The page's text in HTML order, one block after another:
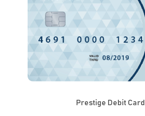
Prestige Debit Card